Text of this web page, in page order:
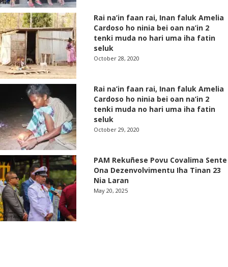
Rai na’in faan rai, Inan faluk Amelia
Cardoso ho ninia bei oan na’in 2
tenki muda no hari uma iha fatin
seluk
October 28, 2020
Rai na’in faan rai, Inan faluk Amelia
Cardoso ho ninia bei oan na’in 2
tenki muda no hari uma iha fatin
seluk
October 29, 2020
PAM Rekuñese Povu Covalima Sente
Ona Dezenvolvimentu Iha Tinan 23
Nia Laran
May 20, 2025